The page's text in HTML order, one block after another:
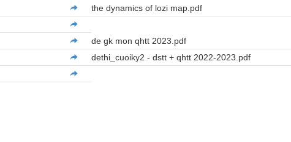
the dynamics of lozi map.pdf
de gk mon qhtt 2023.pdf
dethi_cuoiky2 - dstt + qhtt 2022-2023.pdf